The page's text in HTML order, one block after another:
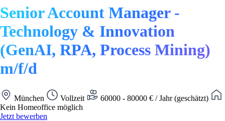
Senior Account Manager -
Technology & Innovation
(GenAI, RPA, Process Mining)
m/f/d
München Vollzeit
60000 - 80000 € / Jahr (geschätzt)
Kein Homeoffice möglich
Jetzt bewerben